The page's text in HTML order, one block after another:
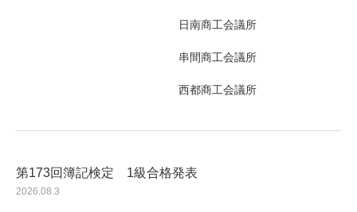
日南商工会議所
串間商工会議所
西都商工会議所
第173回簿記検定 1級合格発表
2026.08.3